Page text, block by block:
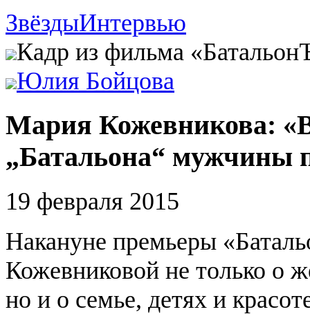
ЗвёздыИнтервью
Кадр из фильма
Юлия Бойцова
Мария Кожевникова:
„Батальона“ мужчины
19 февраля 2015
Накануне премьеры
Кожевниковой не только о
но и о семье, детях и